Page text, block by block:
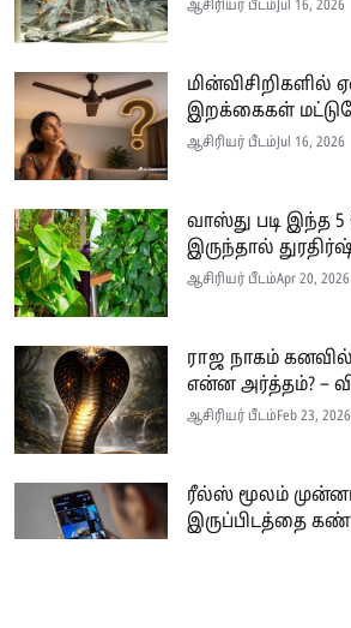
ஆசிரியர் பீடம்Jul 16, 2026
மின்விசிறிகளில்
இறக்கைகள்
ஆசிரியர் பீடம்Jul 16, 2026
வாஸ்து படி இந்த 5
இருந்தால்
ஆசிரியர் பீடம்Apr 20, 2026
ராஜ நாகம்
என்ன அர்த்தம்? –
ஆசிரியர் பீடம்Feb 23, 2026
ரீல்ஸ் மூலம்
இருப்பிடத்தை